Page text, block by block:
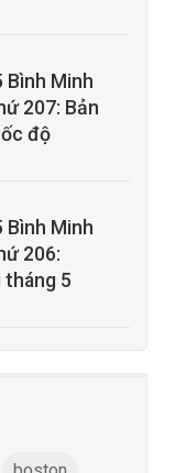
Bình Minh
207: Bản
độ
Bình Minh
206:
tháng 5